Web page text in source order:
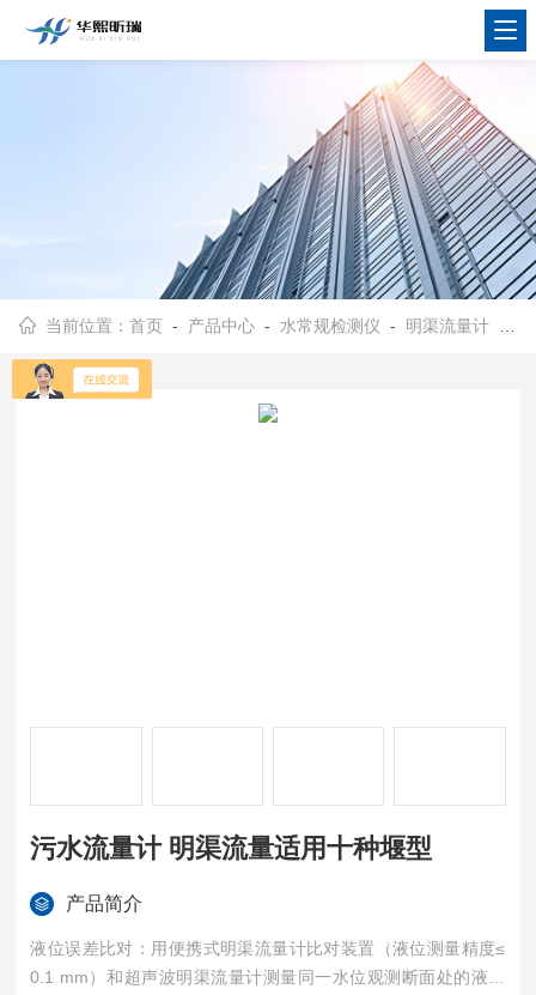
当前位置：首页 - 产品中心 - 水常规检测仪 - 明渠流量计
污水流量计 明渠流量适用十种堰型
产品简介
液位误差比对：用便携式明渠流量计比对装置（液位测量精度≤
0.1 mm）和超声波明渠流量计测量同一水位观测断面处的液位